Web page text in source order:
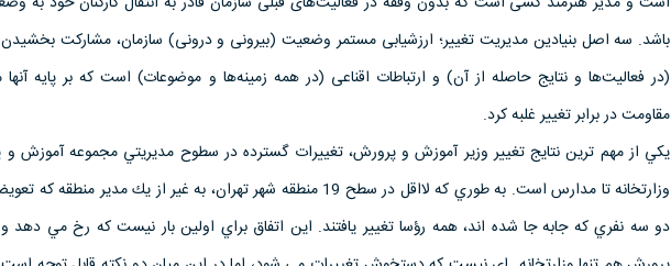
باشد. سه اصل بنیادین مدیریت تغییر؛ ارزشیابی مستمر وضعیت (بیرونی و درونی) سازمان، مشارکت بخشیدن
(در فعالیت‌ها و نتایج حاصله از آن) و ارتباطات اقناعی (در همه زمینه‌ها و موضوعات) است که بر پایه آنها
مقاومت در برابر تغییر غلبه کرد.
يكي از مهم ترين نتايج تغيير وزير آموزش و پرورش، تغييرات گسترده در سطوح مديريتي مجموعه آموزش و
وزارتخانه تا مدارس است. به طوري كه لااقل در سطح 19 منطقه شهر تهران، به غير از يك مدير
دو سه نفري كه جابه جا شده اند، همه رؤسا تغيير يافتند. اين اتفاق براي اولين بار نيست كه رخ مي